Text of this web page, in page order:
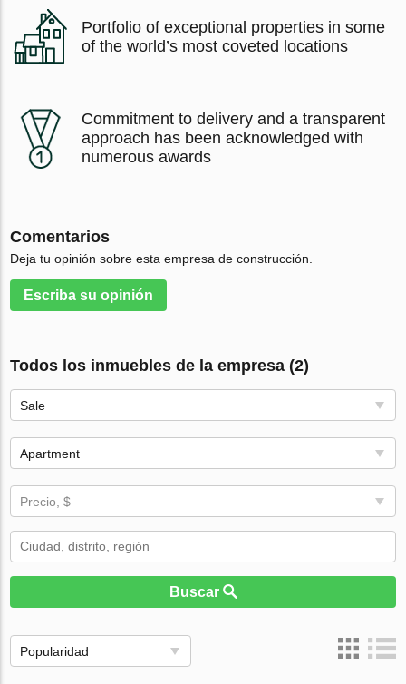
Portfolio of exceptional properties in some
of the world’s most coveted locations
Commitment to delivery and a transparent
approach has been acknowledged with
numerous awards
Comentarios
Deja tu opinión sobre esta empresa de construcción.
Escriba su opinión
Todos los inmuebles de la empresa (2)
Sale
Apartment
Precio, $
Buscar
Popularidad